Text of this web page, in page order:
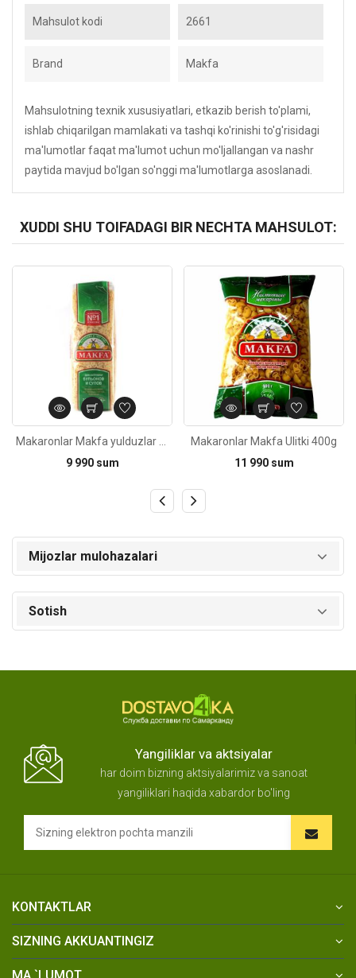
Mahsulot kodi 2661
Brand Makfa
Mahsulotning texnik xususiyatlari, etkazib berish to'plami,
ishlab chiqarilgan mamlakati va tashqi ko'rinishi to'g'risidagi
ma'lumotlar faqat ma'lumot uchun mo'ljallangan va nashr
paytida mavjud bo'lgan so'nggi ma'lumotlarga asoslanadi.
XUDDI SHU TOIFADAGI BIR NECHTA MAHSULOT:
9 990 sum
Makaronlar Makfa Ulitki 400g
11 990 sum
Kod: 3086
Mijozlar mulohazalari
Sotish
Yangiliklar va aktsiyalar
har doim bizning aktsiyalarimiz va sanoat
yangiliklari haqida xabardor bo'ling
KONTAKTLAR
SIZNING AKKUANTINGIZ
MA `LUMOT